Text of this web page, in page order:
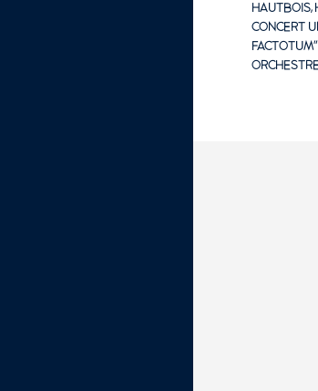
HAUTBOIS,
CONCERT